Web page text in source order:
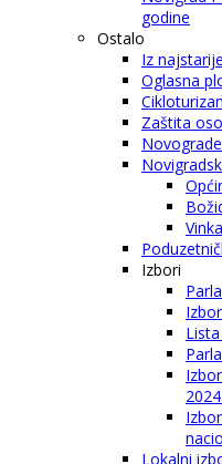
godine
Ostalo
Iz
Oglasna
Zaštita
Izbori
2024.
Lokalni